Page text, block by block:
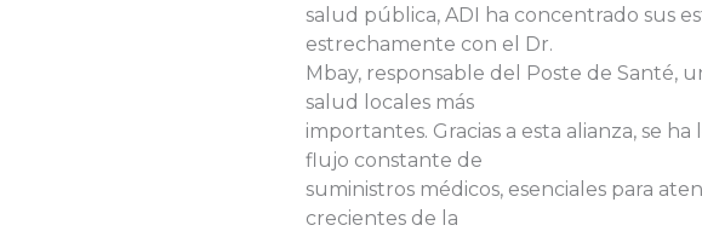
salud pública, ADI ha concentrado sus
estrechamente con el Dr.
Mbay, responsable del Poste de Santé,
salud locales más
importantes. Gracias a esta alianza, se
flujo constante de
suministros médicos, esenciales para
crecientes de la